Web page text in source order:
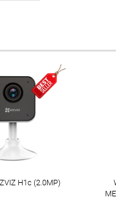
H1c (2.0MP)